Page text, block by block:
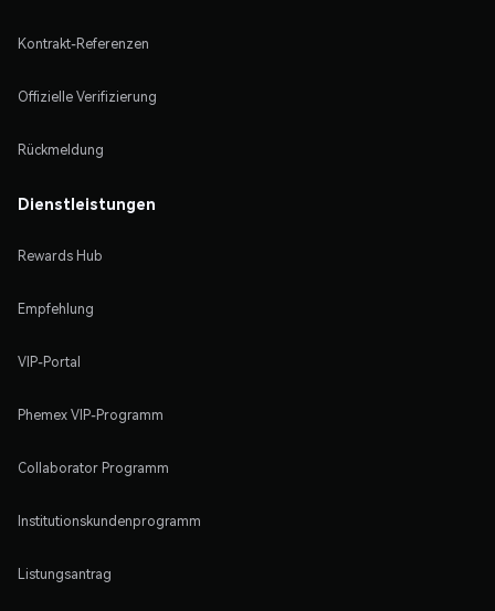
Kontrakt-Referenzen
Offizielle Verifizierung
Rückmeldung
Dienstleistungen
Rewards Hub
Empfehlung
VIP-Portal
Phemex VIP-Programm
Collaborator Programm
Institutionskundenprogramm
Listungsantrag